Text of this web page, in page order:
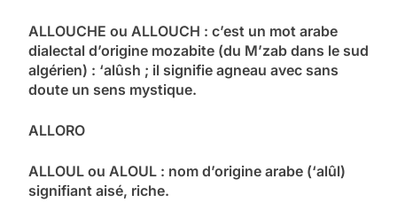
ALLOUCHE ou ALLOUCH : c’est un mot arabe
dialectal d’origine mozabite (du M’zab dans le sud
algérien) : ‘alûsh ; il signifie agneau avec sans
doute un sens mystique.
ALLORO
ALLOUL ou ALOUL : nom d’origine arabe (‘alûl)
signifiant aisé, riche.